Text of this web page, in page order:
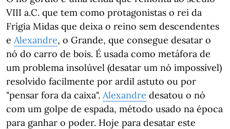
VIII a.C. que tem como protagonistas o rei da
Frígia Midas que deixa o reino sem descendentes
e Alexandre, o Grande, que consegue desatar o
nó do carro de bois. É usada como metáfora de
um problema insolúvel (desatar um nó impossível)
resolvido facilmente por ardil astuto ou por
"pensar fora da caixa". Alexandre desatou o nó
com um golpe de espada, método usado na época
para ganhar o poder. Hoje para desatar este